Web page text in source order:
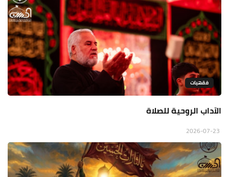
فقهيات
الآداب الروحية للصلاة